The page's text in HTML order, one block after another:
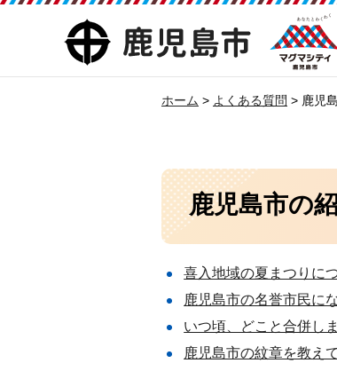
鹿児島市
マグマシティ
鹿児島市
ホーム > よくある質問 > 鹿児
鹿児島市の
喜入地域の夏まつりに
鹿児島市の名誉市民に
いつ頃、どこと合併し
鹿児島市の紋章を教え